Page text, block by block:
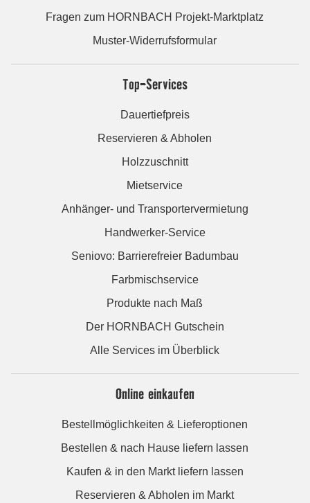
Fragen zum HORNBACH Projekt-Marktplatz
Muster-Widerrufsformular
Top-Services
Dauertiefpreis
Reservieren & Abholen
Holzzuschnitt
Mietservice
Anhänger- und Transportervermietung
Handwerker-Service
Seniovo: Barrierefreier Badumbau
Farbmischservice
Produkte nach Maß
Der HORNBACH Gutschein
Alle Services im Überblick
Online einkaufen
Bestellmöglichkeiten & Lieferoptionen
Bestellen & nach Hause liefern lassen
Kaufen & in den Markt liefern lassen
Reservieren & Abholen im Markt